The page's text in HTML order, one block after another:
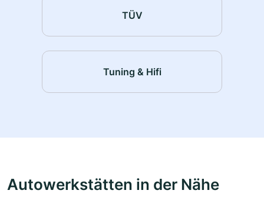
TÜV
Tuning & Hifi
Autowerkstätten in der Nähe